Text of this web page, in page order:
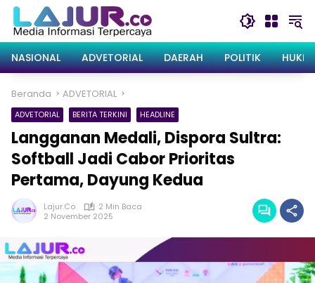
Langsung
konten
NASIONAL
ADVETORIAL DAERAH POLITIK
Beranda ADVETORIAL
ADVETORIAL BERITA TERKINI HEADLINE
Langganan Medali, Dispora Sultra:
Softball Jadi Cabor Prioritas
Pertama, Dayung Kedua
Lajur.co
2 Min Baca
2 November 2025